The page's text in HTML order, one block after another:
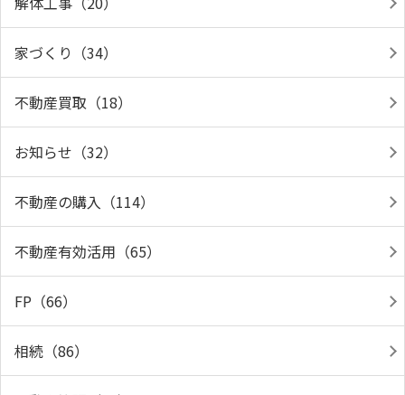
家づくり（34）
不動産買取（18）
お知らせ（32）
不動産の購入（114）
不動産有効活用（65）
FP（66）
相続（86）